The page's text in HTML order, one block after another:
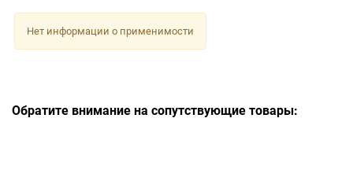
Нет информации о применимости
Обратите внимание на сопутствующие товары: